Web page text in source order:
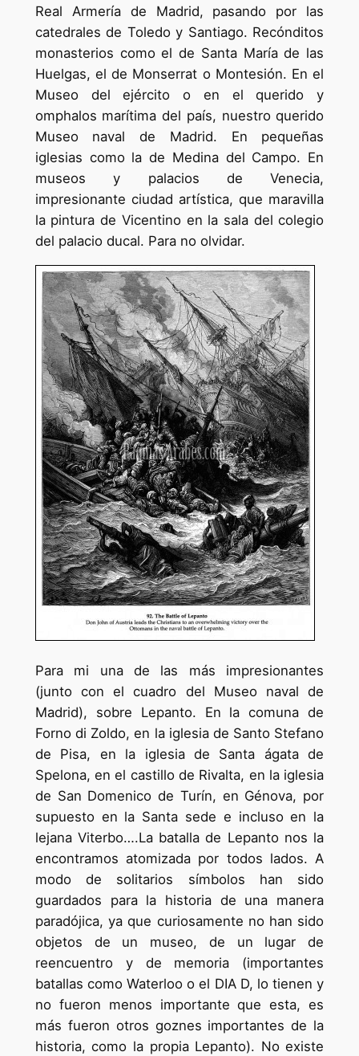
Real Armería de Madrid, pasando por las
catedrales de Toledo y Santiago. Recónditos
monasterios como el de Santa María de las
Huelgas, el de Monserrat o Montesión. En el
Museo del ejército o en el querido y
omphalos marítima del país, nuestro querido
Museo naval de Madrid. En pequeñas
iglesias como la de Medina del Campo. En
museos y palacios de Venecia,
impresionante ciudad artística, que maravilla
la pintura de Vicentino en la sala del colegio
del palacio ducal. Para no olvidar.
Para mi una de las más impresionantes
(junto con el cuadro del Museo naval de
Madrid), sobre Lepanto. En la comuna de
Forno di Zoldo, en la iglesia de Santo Stefano
de Pisa, en la iglesia de Santa ágata de
Spelona, en el castillo de Rivalta, en la iglesia
de San Domenico de Turín, en Génova, por
supuesto en la Santa sede e incluso en la
lejana Viterbo….La batalla de Lepanto nos la
encontramos atomizada por todos lados. A
modo de solitarios símbolos han sido
guardados para la historia de una manera
paradójica, ya que curiosamente no han sido
objetos de un museo, de un lugar de
reencuentro y de memoria (importantes
batallas como Waterloo o el DIA D, lo tienen y
no fueron menos importante que esta, es
más fueron otros goznes importantes de la
historia, como la propia Lepanto). No existe